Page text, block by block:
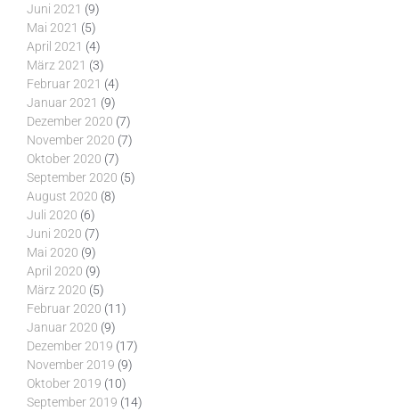
Juni 2021 (9)
Mai 2021 (5)
April 2021 (4)
März 2021 (3)
Februar 2021 (4)
Januar 2021 (9)
Dezember 2020 (7)
November 2020 (7)
Oktober 2020 (7)
September 2020 (5)
August 2020 (8)
Juli 2020 (6)
Juni 2020 (7)
Mai 2020 (9)
April 2020 (9)
März 2020 (5)
Februar 2020 (11)
Januar 2020 (9)
Dezember 2019 (17)
November 2019 (9)
Oktober 2019 (10)
September 2019 (14)